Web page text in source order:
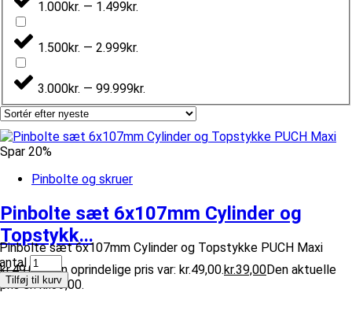
1.000kr. — 1.499kr.
1.500kr. — 2.999kr.
3.000kr. — 99.999kr.
Spar 20%
Pinbolte og skruer
Pinbolte sæt 6x107mm Cylinder og
Topstykk...
kr.49,00 Den oprindelige pris var: kr.49,00.kr.39,00Den aktuelle
pris er: kr.39,00.
Pinbolte sæt 6x107mm Cylinder og Topstykke PUCH Maxi
antal
Tilføj til kurv